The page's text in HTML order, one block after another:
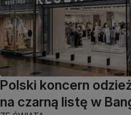
Polski koncern
na czarną listę w